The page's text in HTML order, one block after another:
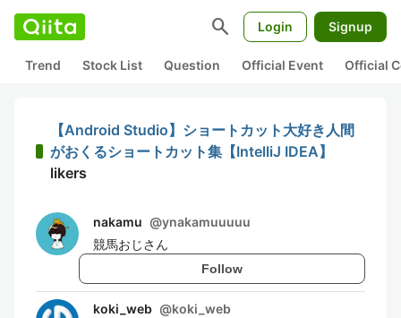
search Login Signup
Trend Stock List Question Official Event Official
【Android Studio】ショートカット大好き人間
がおくるショートカット集【IntelliJ IDEA】
likers
nakamu @ynakamuuuuu
競馬おじさん
Follow
koki_web @koki_web